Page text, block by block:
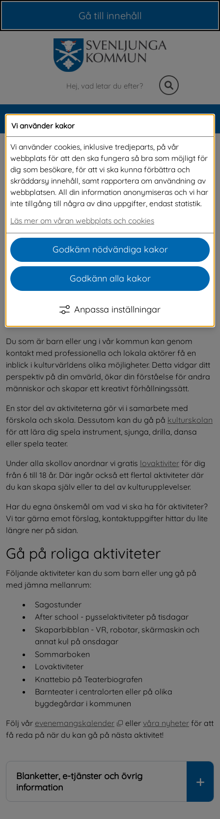
Gå till innehåll
Sök
Meny
Barn- och ungdomskultur
Kultur ger växtkraft. Här kan du läsa om några
av de kulturaktiviteter som vi erbjuder för barn
och ungdomar.
Du som är barn eller ung i vår kommun kan genom
kontakt med professionella och lokala aktörer få en
inblick i kulturvärldens olika möjligheter. Detta vidgar ditt
perspektiv på din omvärld, ökar din förståelse för andra
människor och skapar ett kreativt förhållningssätt.
En stor del av aktiviteterna gör vi i samarbete med
förskola och skola. Dessutom kan du gå på kulturskolan
för att lära dig spela instrument, sjunga, drilla, dansa
eller spela teater.
Under alla skollov anordnar vi gratis lovaktiviter för dig
från 6 till 18 år. Där ingår också ett flertal aktiviteter där
du kan skapa själv eller ta del av kulturupplevelser.
Har du egna önskemål om vad vi ska ha för aktiviteter?
Vi tar gärna emot förslag, kontaktuppgifter hittar du lite
längre ner på sidan.
Gå på roliga aktiviteter
Följande aktiviteter kan du som barn eller ung gå på
med jämna mellanrum:
Sagostunder
After school - pysselaktiviteter på tisdagar
Skaparbibblan - VR, robotar, skärmaskin och
annat kul på onsdagar
Sommarboken
Lovaktiviteter
Knattebio på Teaterbiografen
Barnteater i centralorten eller på olika
bygdegårdar i kommunen
Följ vår evenemangskalender Öppnas i nytt fönster.
eller våra nyheter för att
få reda på när du kan gå på nästa aktivitet!
Blanketter, e-tjänster och övrig
information
Vi använder kakor
Vi använder cookies, inklusive tredjeparts, på vår
webbplats för att den ska fungera så bra som möjligt för
dig som besökare, för att vi ska kunna förbättra och
skräddarsy innehåll, samt rapportera om användning av
webbplatsen. All din information anonymiseras och vi har
inte tillgång till några av dina uppgifter, endast statistik.
Läs mer om våran webbplats och cookies
Godkänn nödvändiga kakor
Godkänn alla kakor
Anpassa inställningar